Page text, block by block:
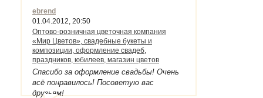
ebrend
01.04.2012, 20:50
Оптово-розничная цветочная компания
«Мир Цветов», свадебные букеты и
композиции, оформление свадеб,
праздников, юбилеев, магазин цветов
Спасибо за оформление свадьбы! Очень
всё понравилось! Посоветую вас
друзьям!